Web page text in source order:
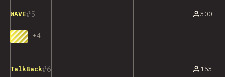
5
WAVE
+4
300
6
TalkBack 153